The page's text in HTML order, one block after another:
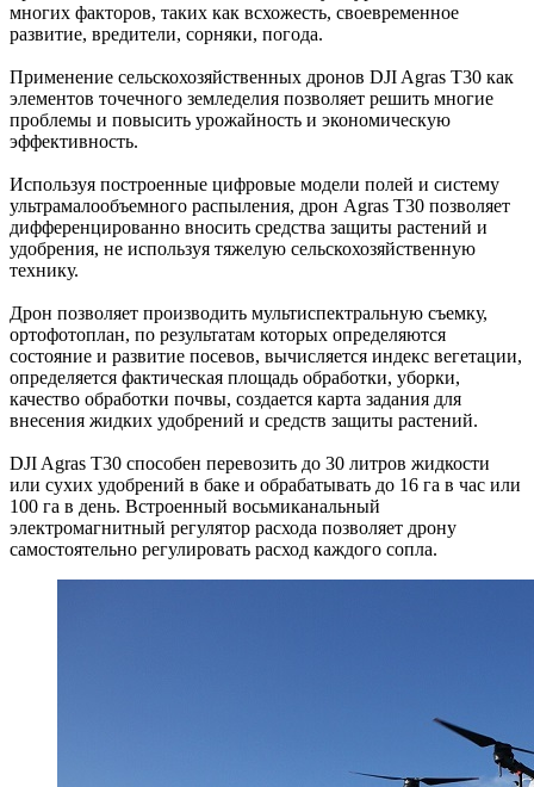
многих факторов, таких как всхожесть, своевременное
развитие, вредители, сорняки, погода.
Применение сельскохозяйственных дронов DJI Agras T30 как
элементов точечного земледелия позволяет решить многие
проблемы и повысить урожайность и экономическую
эффективность.
Используя построенные цифровые модели полей и систему
ультрамалообъемного распыления, дрон Agras T30 позволяет
дифференцированно вносить средства защиты растений и
удобрения, не используя тяжелую сельскохозяйственную
технику.
Дрон позволяет производить мультиспектральную съемку,
ортофотоплан, по результатам которых определяются
состояние и развитие посевов, вычисляется индекс вегетации,
определяется фактическая площадь обработки, уборки,
качество обработки почвы, создается карта задания для
внесения жидких удобрений и средств защиты растений.
DJI Agras T30 способен перевозить до 30 литров жидкости
или сухих удобрений в баке и обрабатывать до 16 га в час или
100 га в день. Встроенный восьмиканальный
электромагнитный регулятор расхода позволяет дрону
самостоятельно регулировать расход каждого сопла.